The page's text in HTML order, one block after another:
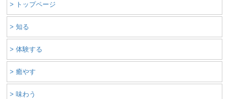
> トップページ
> 知る
> 体験する
> 癒やす
> 味わう